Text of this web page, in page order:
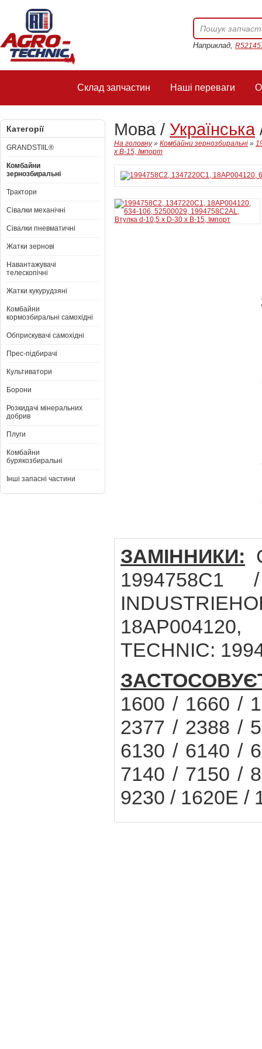
Наприклад,
Склад запчастин Наші переваги
Категорії
GRANDSTIIL®
Комбайни
зернозбиральні
Трактори
Сівалки механічні
Сівалки пневматичні
Жатки зернові
Навантажувачі
телескопічні
Жатки кукурудзяні
Комбайни
кормозбиральні самохідні
Обприскувачі самохідні
Прес-підбирачі
Культиватори
Борони
Розкидачі мінеральних
добрив
Плуги
Комбайни
бурякозбиральні
Інші запасні частини
Мова / Українська
На головну» Комбайни зернозбиральні »
x B-15, Імпорт
ЗАМІННИКИ:
1994758C1
TECHNIC:
1600 / 1660 /
2377 / 2388 /
6130 / 6140 /
7140 / 7150 /
9230 / 1620E /